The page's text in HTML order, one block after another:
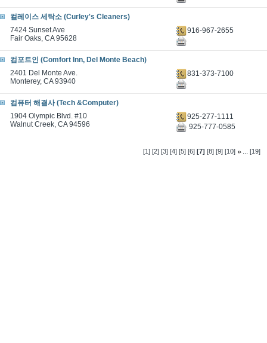
컬레이스 세탁소 (Curley's Cleaners)
7424 Sunset Ave
Fair Oaks, CA 95628
916-967-2655
컴포트인 (Comfort Inn, Del Monte Beach)
2401 Del Monte Ave.
Monterey, CA 93940
831-373-7100
컴퓨터 해결사 (Tech &Computer)
1904 Olympic Blvd. #10
Walnut Creek, CA 94596
925-277-1111
925-777-0585
[1] [2] [3] [4] [5] [6] [7] [8] [9] [10] ...[19]